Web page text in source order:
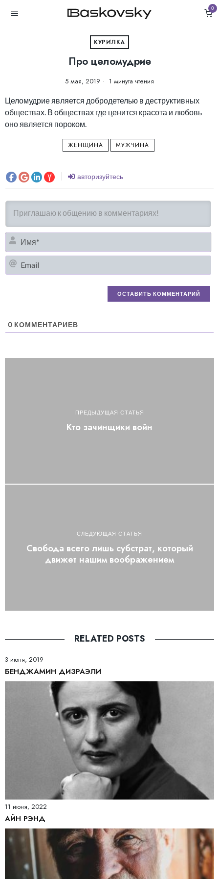
0
КУРИЛКА
Про целомудрие
5 мая, 2019 1 минута чтения
Целомудрие является добродетелью в деструктивных
обществах. В обществах где ценится красота и любовь
оно является пороком.
ЖЕНЩИНА МУЖЧИНА
авторизуйтесь
0 КОММЕНТАРИЕВ
ПРЕДЫДУЩАЯ СТАТЬЯ
Кто зачинщики войн
СЛЕДУЮЩАЯ СТАТЬЯ
Свобода всего лишь субстрат, который
движет нашим воображением
RELATED POSTS
3 июня, 2019
БЕНДЖАМИН ДИЗРАЭЛИ
11 июня, 2022
АЙН РЭНД